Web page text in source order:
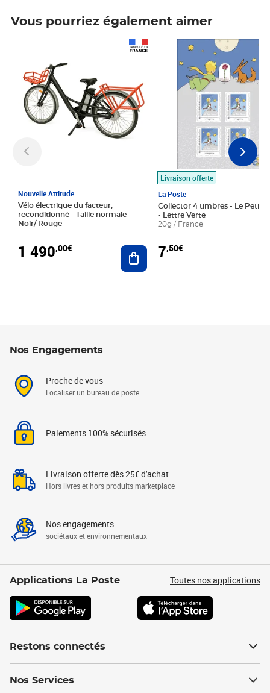
Vous pourriez également aimer
Nouvelle Attitude
Vélo électrique du facteur,
reconditionné - Taille normale -
Noir/ Rouge
1 490,00€ Ajouter au panier
Livraison offerte
La Poste
Collector 4 timbres - Le Petit
- Lettre Verte
20g / France
7,50€
Prix 7,50€
Nos Engagements
Proche de vous
Localiser un bureau de poste
Paiements 100% sécurisés
Livraison offerte dès 25€ d'achat
Hors livres et hors produits marketplace
Nos engagements
sociétaux et environnementaux
Applications La Poste Toutes nos applications
Restons connectés
Nos Services